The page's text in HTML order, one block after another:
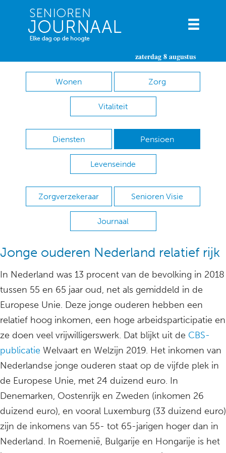
zaterdag 8 augustus
Wonen Zorg
Vitaliteit
Diensten Pensioen
Levenseinde
Zorgverzekeraar Senioren Visie
Journaal
Jonge ouderen Nederland relatief rijk
In Nederland was 13 procent van de bevolking in 2018
tussen 55 en 65 jaar oud, net als gemiddeld in de
Europese Unie. Deze jonge ouderen hebben een
relatief hoog inkomen, een hoge arbeidsparticipatie en
ze doen veel vrijwilligerswerk. Dat blijkt uit de CBS-
publicatie Welvaart en Welzijn 2019. Het inkomen van
Nederlandse jonge ouderen staat op de vijfde plek in
de Europese Unie, met 24 duizend euro. In
Denemarken, Oostenrijk en Zweden (inkomen 26
duizend euro), en vooral Luxemburg (33 duizend euro)
zijn de inkomens van 55- tot 65-jarigen hoger dan in
Nederland. In Roemenië, Bulgarije en Hongarije is het